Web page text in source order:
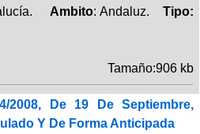
Ambito: Andaluz.Tipo:
Tamaño:906 kb
2008, De 19 De Septiembre,
Y De Forma Anticipada